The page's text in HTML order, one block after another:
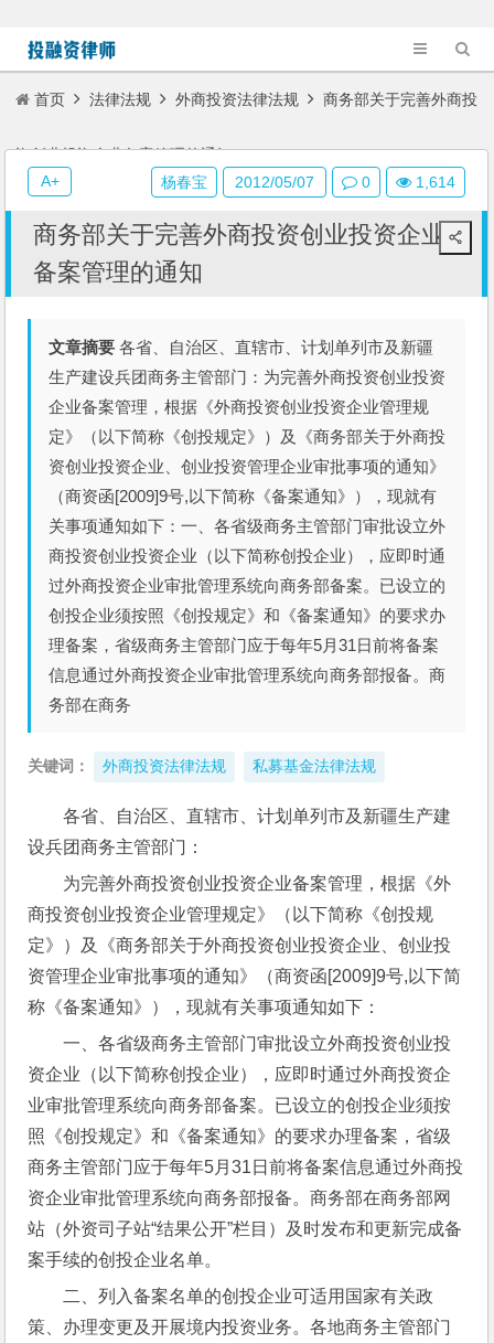
首页 法律法规 外商投资法律法规 商务部关于完善外商投
资创业投资企业备案管理的通知
商务部关于完善外商投资创业投资企业
备案管理的通知
文章摘要 各省、自治区、直辖市、计划单列市及新疆
生产建设兵团商务主管部门：为完善外商投资创业投资
企业备案管理，根据《外商投资创业投资企业管理规
定》（以下简称《创投规定》）及《商务部关于外商投
资创业投资企业、创业投资管理企业审批事项的通知》
（商资函[2009]9号,以下简称《备案通知》），现就有
关事项通知如下：一、各省级商务主管部门审批设立外
商投资创业投资企业（以下简称创投企业），应即时通
过外商投资企业审批管理系统向商务部备案。已设立的
创投企业须按照《创投规定》和《备案通知》的要求办
理备案，省级商务主管部门应于每年5月31日前将备案
信息通过外商投资企业审批管理系统向商务部报备。商
务部在商务
关键词： 外商投资法律法规 私募基金法律法规
各省、自治区、直辖市、计划单列市及新疆生产建
设兵团商务主管部门：
为完善外商投资创业投资企业备案管理，根据《外
商投资创业投资企业管理规定》（以下简称《创投规
定》）及《商务部关于外商投资创业投资企业、创业投
资管理企业审批事项的通知》（商资函[2009]9号,以下简
称《备案通知》），现就有关事项通知如下：
一、各省级商务主管部门审批设立外商投资创业投
资企业（以下简称创投企业），应即时通过外商投资企
业审批管理系统向商务部备案。已设立的创投企业须按
照《创投规定》和《备案通知》的要求办理备案，省级
商务主管部门应于每年5月31日前将备案信息通过外商投
资企业审批管理系统向商务部报备。商务部在商务部网
站（外资司子站“结果公开”栏目）及时发布和更新完成备
案手续的创投企业名单。
二、列入备案名单的创投企业可适用国家有关政
策、办理变更及开展境内投资业务。各地商务主管部门
杨春宝 2012/05/07 0 1,614
A+